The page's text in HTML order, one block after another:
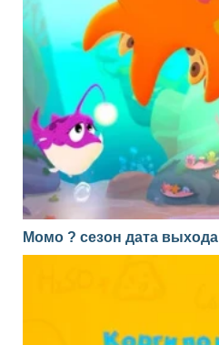
Момо ? сезон дата выхода